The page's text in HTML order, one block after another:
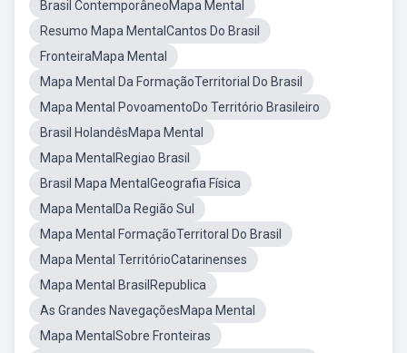
Brasil ContemporâneoMapa Mental
Resumo Mapa MentalCantos Do Brasil
FronteiraMapa Mental
Mapa Mental Da FormaçãoTerritorial Do Brasil
Mapa Mental PovoamentoDo Território Brasileiro
Brasil HolandêsMapa Mental
Mapa MentalRegiao Brasil
Brasil Mapa MentalGeografia Física
Mapa MentalDa Região Sul
Mapa Mental FormaçãoTerritoral Do Brasil
Mapa Mental TerritórioCatarinenses
Mapa Mental BrasilRepublica
As Grandes NavegaçõesMapa Mental
Mapa MentalSobre Fronteiras